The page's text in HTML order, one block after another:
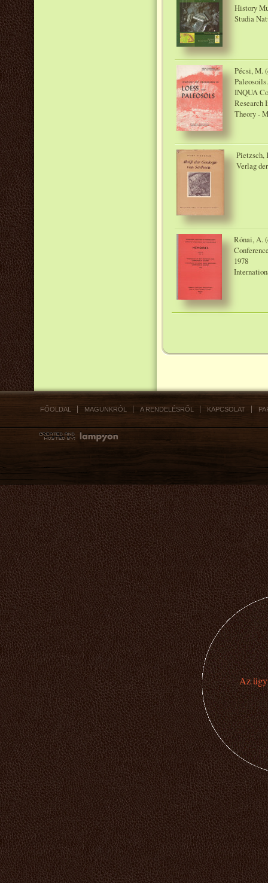
History
Studia
Pécsi, M.
INQUA
Research
Theory -
Pietzsch,
Verlag
Rónai, A.
1978
FŐOLDAL MAGUNKRÓL A RENDELÉSRŐL KAPCSOLAT
Az